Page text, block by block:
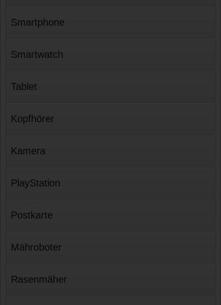
Smartphone
Smartwatch
Tablet
Kopfhörer
Kamera
PlayStation
Postkarte
Mähroboter
Rasenmäher